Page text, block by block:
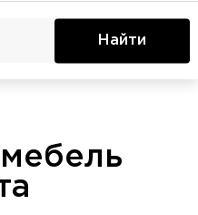
Найти